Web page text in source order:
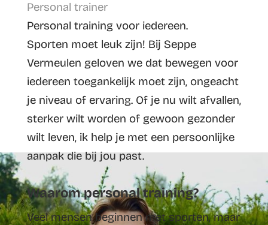
Personal trainer
Personal training voor iedereen.
Sporten moet leuk zijn! Bij Seppe
Vermeulen geloven we dat bewegen voor
iedereen toegankelijk moet zijn, ongeacht
je niveau of ervaring. Of je nu wilt afvallen,
sterker wilt worden of gewoon gezonder
wilt leven, ik help je met een persoonlijke
aanpak die bij jou past.
Waarom personal training?
Veel mensen beginnen met sporten, maar